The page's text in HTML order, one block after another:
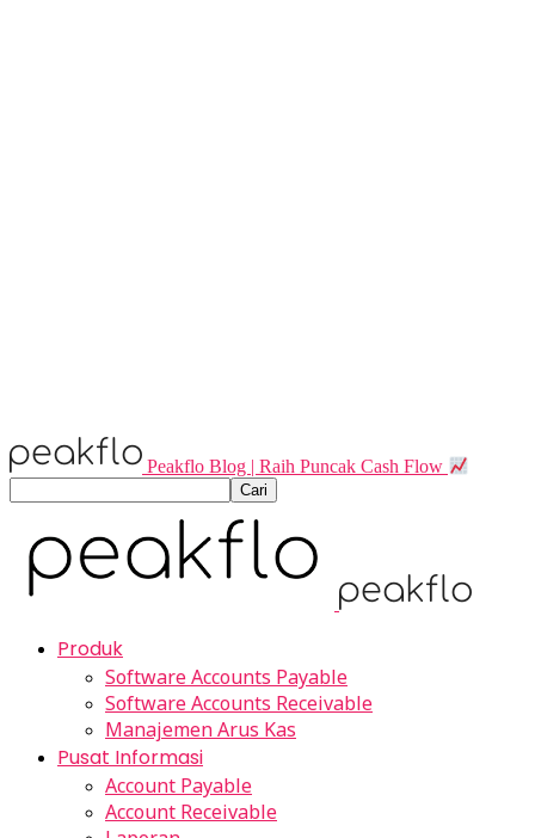
Peakflo Blog | Raih Puncak Cash Flow
Produk
Software Accounts Payable
Software Accounts Receivable
Manajemen Arus Kas
Pusat Informasi
Account Payable
Account Receivable